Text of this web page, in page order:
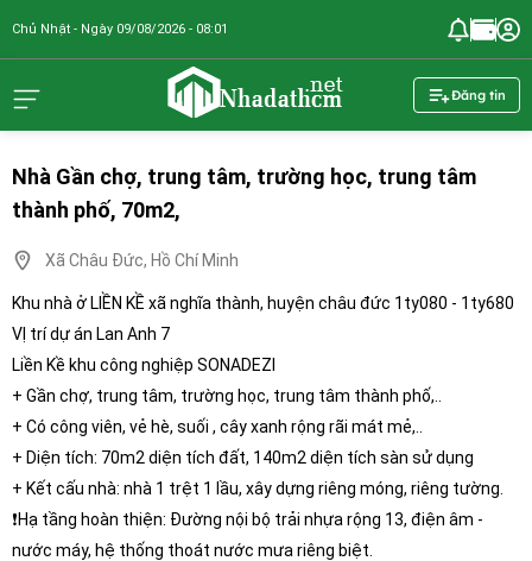
Chủ Nhật - Ngày 09/08/2026 - 08:01
Đăng tin
Nhà Gần chợ, trung tâm, trường học, trung tâm
thành phố, 70m2,
Xã Châu Đức, Hồ Chí Minh
Khu nhà ở LIỀN KỀ xã nghĩa thành, huyện châu đức 1ty080 - 1ty680
VỊ trí dự án Lan Anh 7
Liền Kề khu công nghiệp SONADEZI
+ Gần chợ, trung tâm, trường học, trung tâm thành phố,..
+ Có công viên, vẻ hè, suối , cây xanh rộng rãi mát mẻ,..
+ Diện tích: 70m2 diện tích đất, 140m2 diện tích sàn sử dụng
+ Kết cấu nhà: nhà 1 trệt 1 lầu, xây dựng riêng móng, riêng tường.
❗Hạ tầng hoàn thiện: Đường nội bộ trải nhựa rộng 13, điện âm -
nước máy, hệ thống thoát nước mưa riêng biệt.